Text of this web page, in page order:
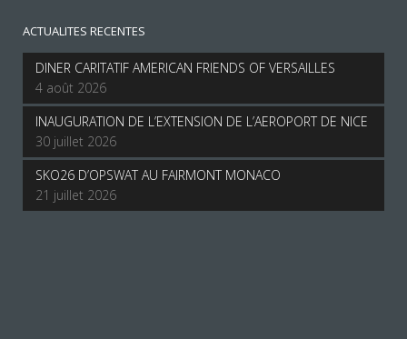
ACTUALITES RECENTES
DINER CARITATIF AMERICAN FRIENDS OF VERSAILLES
4 août 2026
INAUGURATION DE L’EXTENSION DE L’AEROPORT DE NICE
30 juillet 2026
SKO26 D’OPSWAT AU FAIRMONT MONACO
21 juillet 2026